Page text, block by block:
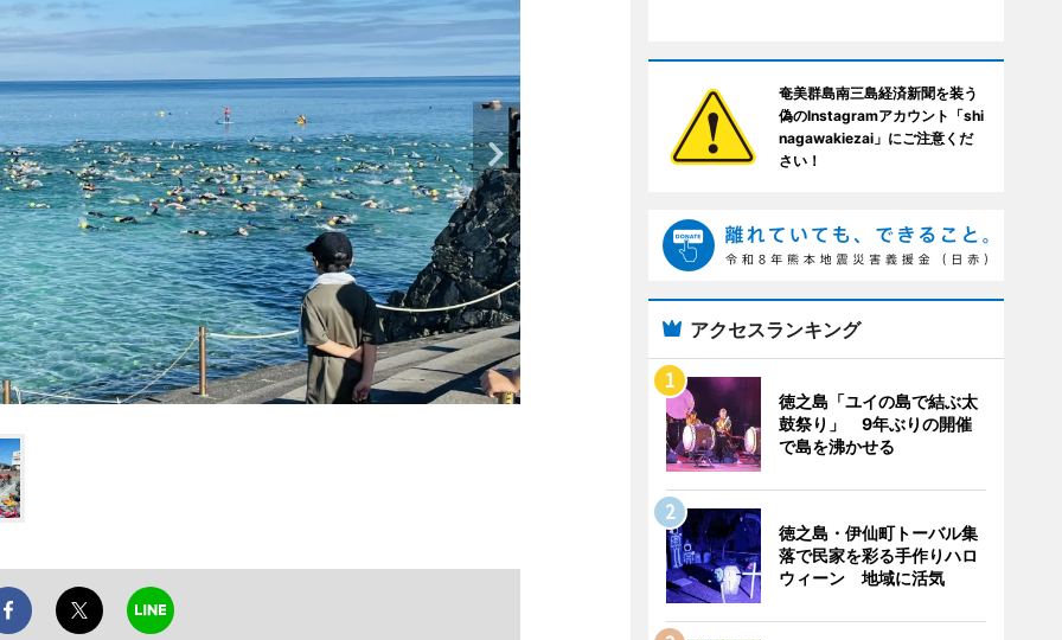
奄美群島南三島経済新聞を装う
偽のInstagramアカウント「shi
nagawakiezai」にご注意くだ
さい！
アクセスランキング
徳之島「ユイの島で結ぶ太
鼓祭り」 9年ぶりの開催
で島を沸かせる
徳之島・伊仙町トーバル集
落で民家を彩る手作りハロ
ウィーン 地域に活気